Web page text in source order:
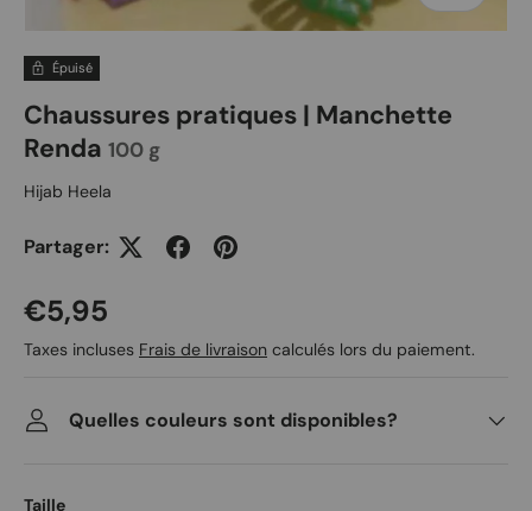
Épuisé
Chaussures pratiques | Manchette
Renda 100 g
Hijab Heela
Partager:
Prix habituel
€5,95
Taxes incluses Frais de livraison calculés lors du paiement.
Quelles couleurs sont disponibles?
Taille